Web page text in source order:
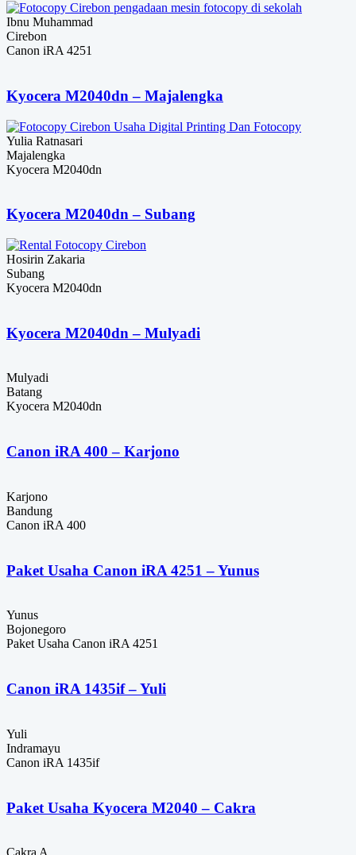
Ibnu Muhammad
Cirebon
Canon iRA 4251
Kyocera M2040dn – Majalengka
Yulia Ratnasari
Majalengka
Kyocera M2040dn
Kyocera M2040dn – Subang
Hosirin Zakaria
Subang
Kyocera M2040dn
Kyocera M2040dn – Mulyadi
Mulyadi
Batang
Kyocera M2040dn
Canon iRA 400 – Karjono
Karjono
Bandung
Canon iRA 400
Paket Usaha Canon iRA 4251 – Yunus
Yunus
Bojonegoro
Paket Usaha Canon iRA 4251
Canon iRA 1435if – Yuli
Yuli
Indramayu
Canon iRA 1435if
Paket Usaha Kyocera M2040 – Cakra